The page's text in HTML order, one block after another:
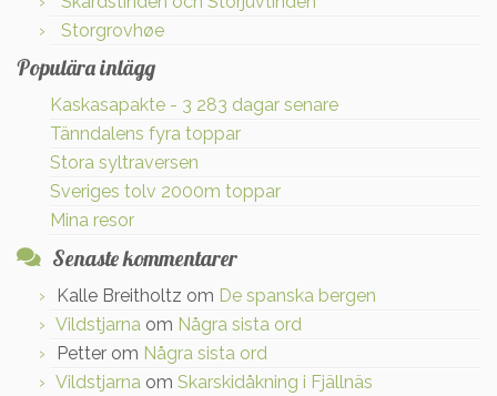
Storgrovhøe
Populära inlägg
Kaskasapakte - 3 283 dagar senare
Tänndalens fyra toppar
Stora syltraversen
Sveriges tolv 2000m toppar
Mina resor
Senaste kommentarer
Kalle Breitholtz om De spanska bergen
Vildstjarna om Några sista ord
Petter om Några sista ord
Vildstjarna om Skarskidåkning i Fjällnäs